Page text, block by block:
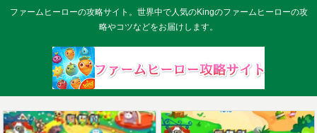
ファームヒーローの攻略サイト。世界中で人気のKingのファームヒーローの攻
略やコツなどをお届けします。